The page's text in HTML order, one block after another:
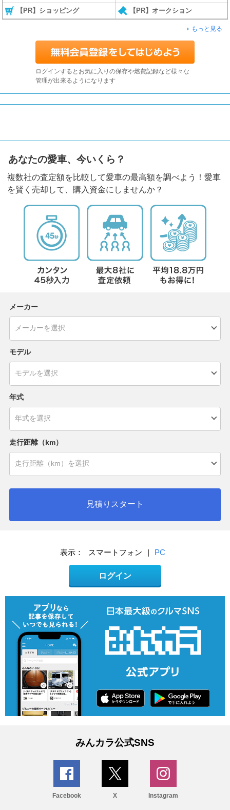
【PR】ショッピング 【PR】オークション
もっと見る
ログインするとお気に入りの保存や燃費記録など様々な
管理が出来るようになります
あなたの愛車、今いくら？
複数社の査定額を比較して愛車の最高額を調べよう！愛車
を賢く売却して、購入資金にしませんか？
メーカー
モデル
年式
走行距離（km）
見積りスタート
表示： スマートフォン | PC
ログイン
みんカラ公式SNS
Facebook X Instagram